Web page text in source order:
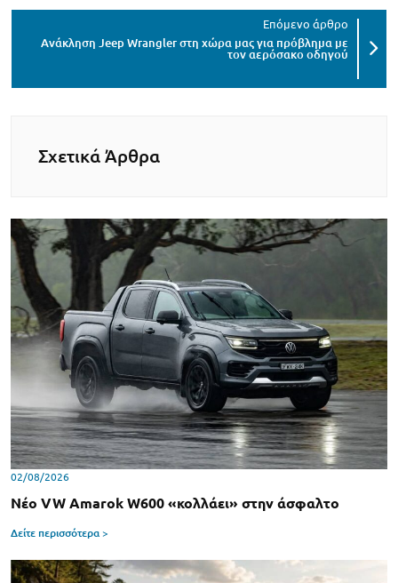
Ανάκληση Jeep Wrangler στη χώρα μας για πρόβλημα με
τον αερόσακο οδηγού
Σχετικά Άρθρα
02/08/2026
Νέο VW Amarok W600 «κολλάει» στην άσφαλτο
Δείτε περισσότερα >